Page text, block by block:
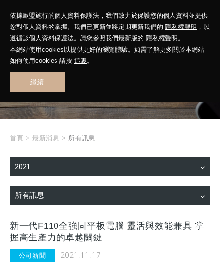
依據歐盟施行的個人資料保護法，我們致力於保護您的個人資料並提供
您對個人資料的掌握。我們已更新並將定期更新我們的 隱私權聲明 ，以
遵循該個人資料保護法。請您參照我們最新版的 隱私權聲明 。.
本網站使用cookies以提供更好的瀏覽體驗。如需了解更多關於本網站
如何使用cookies 請按 這裏。
繼續
WHAT'S NEW
首頁 > 最新消息 > 所有訊息
2021
所有訊息
新一代F110全強固平板電腦 靈活與效能兼具 掌
握高生產力的卓越關鍵
公司新聞 2021.11.17